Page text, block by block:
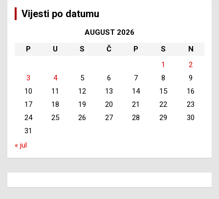
Vijesti po datumu
AUGUST 2026
P
U S Č P S
N
1
2
3
4 5 6 7 8
9
10
11 12 13 14 15
16
17
18 19 20 21 22
23
24
25 26 27 28 29
30
31
« jul